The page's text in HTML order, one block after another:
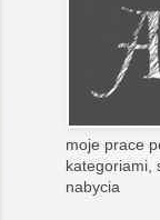
moje prace
kategoriami,
nabycia